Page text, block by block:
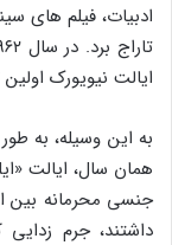
ادبیات، فیلم های
ایالت نیویورک
به این وسیله، به
همان سال، ایالت
جنسی محرمانه بین